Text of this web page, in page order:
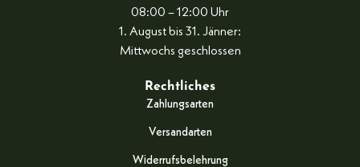
08:00 – 12:00 Uhr
1. August bis 31. Jänner:
Mittwochs geschlossen
Rechtliches
Zahlungsarten
Versandarten
Widerrufsbelehrung